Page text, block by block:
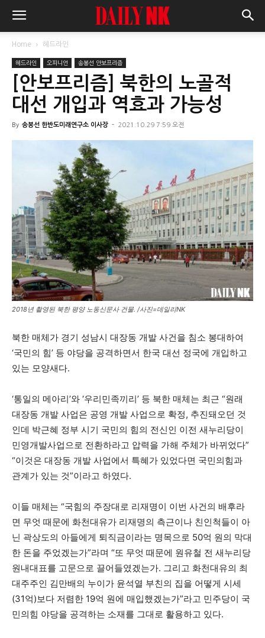
Home 헤드라인
헤드라인 오피니언 송봉선 안보프리즘
[안보프리즘] 북한의 노골적
대선 개입과 역효과 가능성
By 송봉선 한반도미래연구소 이사장 - 2021.10.29 7:59 오전
2018년 촬영된 북한 평양 노동신문사 건물. /사진=데일리NK
북한 매체가 경기 성남시 대장동 개발 사건을 침소 봉대하여
‘국민의 힘’ 등 야당을 공격하면서 한국 대선 정국에 개입하고
있는 모양새다.
‘통일의 메아리’와 ‘우리민족끼리’ 등 북한 매체는 최근 “원래
대장동 개발 사업은 공영 개발 사업으로 확정, 추진돼오던 것
인데 박근혜 정부 시기 국민의 힘의 전신인 이전 새누리당이
민영개발사업으로 전환하라고 압력을 가해 주체가 바뀌었다”
“이것은 대장동 개발 사업에서 특혜가 있었다면 국민의힘과
관계가 있는 것”이라고 하였다.
이들 매체는 “국힘의 주장대로 리재명이 이번 사건의 배후라
면 무엇 때문에 화천대유가 리재명의 측근이나 친인척들이 아
닌 곽상도의 아들에게 퇴직금이라는 명목으로 50억 원의 막대
한 돈을 주었겠는가”라며 “또 무엇 때문에 원유철 전 새누리당
원내대표를 고문으로 끌어들였겠는가. 그리고 화천대유의 최
대주주인 김만배의 누이가 윤석열 부친의 집을 어떻게 시세
(31억)보다 저렴한 19억 원에 매입했겠는가”라고 민주당이 국
민의힘 야당을 공격하는 소재를 그대로 활용하고 있다.